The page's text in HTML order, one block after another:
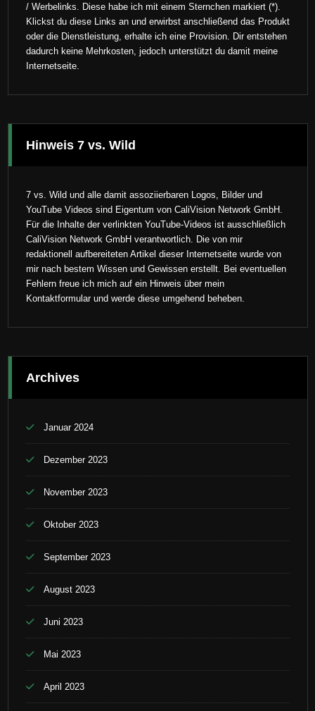
/ Werbelinks. Diese habe ich mit einem Sternchen markiert (*).
Klickst du diese Links an und erwirbst anschließend das Produkt
oder die Dienstleistung, erhalte ich eine Provision. Dir entstehen
dadurch keine Mehrkosten, jedoch unterstützt du damit meine
Internetseite.
Hinweis 7 vs. Wild
7 vs. Wild und alle damit assoziierbaren Logos, Bilder und
YouTube Videos sind Eigentum von CaliVision Network GmbH.
Für die Inhalte der verlinkten YouTube-Videos ist ausschließlich
CaliVision Network GmbH verantwortlich. Die von mir
redaktionell aufbereiteten Artikel dieser Internetseite wurde von
mir nach bestem Wissen und Gewissen erstellt. Bei eventuellen
Fehlern freue ich mich auf ein Hinweis über mein
Kontaktformular und werde diese umgehend beheben.
Archives
Januar 2024
Dezember 2023
November 2023
Oktober 2023
September 2023
August 2023
Juni 2023
Mai 2023
April 2023